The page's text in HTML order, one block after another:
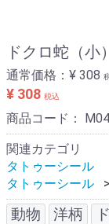
ドクロ蛇（小）
通常価格： ¥ 308
¥ 308 税込
商品コード：
関連カテゴリ
タトゥーシール
タトゥーシール
動物 洋柄